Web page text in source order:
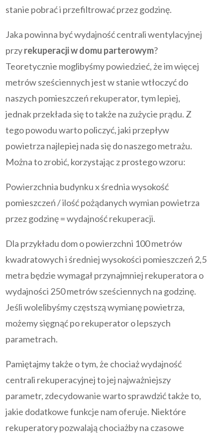
stanie pobrać i przefiltrować przez godzinę.
Jaka powinna być wydajność centrali wentylacyjnej
przyrekuperacji w domu parterowym?
Teoretycznie moglibyśmy powiedzieć, że im więcej
metrów sześciennych jest w stanie wtłoczyć do
naszych pomieszczeń rekuperator, tym lepiej,
jednak przekłada się to także na zużycie prądu. Z
tego powodu warto policzyć, jaki przepływ
powietrza najlepiej nada się do naszego metrażu.
Można to zrobić, korzystając z prostego wzoru:
Powierzchnia budynku x średnia wysokość
pomieszczeń / ilość pożądanych wymian powietrza
przez godzinę = wydajność rekuperacji.
Dla przykładu dom o powierzchni 100 metrów
kwadratowych i średniej wysokości pomieszczeń 2,5
metra będzie wymagał przynajmniej rekuperatora o
wydajności 250 metrów sześciennych na godzinę.
Jeśli wolelibyśmy częstszą wymianę powietrza,
możemy sięgnąć po rekuperator o lepszych
parametrach.
Pamiętajmy także o tym, że chociaż wydajność
centrali rekuperacyjnej to jej najważniejszy
parametr, zdecydowanie warto sprawdzić także to,
jakie dodatkowe funkcje nam oferuje. Niektóre
rekuperatory pozwalają chociażby na czasowe